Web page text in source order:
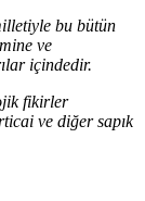
bu bütün
ve
içindedir.
fikirler
ve diğer sapık